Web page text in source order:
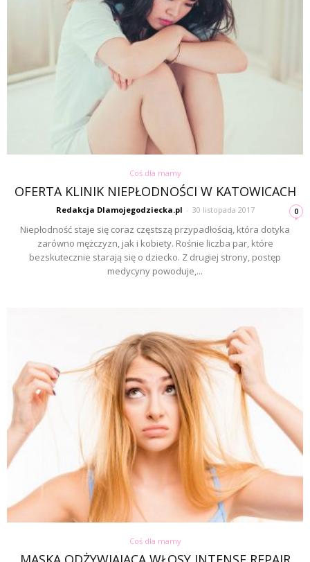
Coś dla mamy
OFERTA KLINIK NIEPŁODNOŚCI W KATOWICACH
Redakcja Dlamojegodziecka.pl - 30 listopada 2017 0
Niepłodność staje się coraz częstszą przypadłością, która dotyka
zarówno mężczyzn, jak i kobiety. Rośnie liczba par, które
bezskutecznie starają się o dziecko. Z drugiej strony, postęp
medycyny powoduje,...
Coś dla mamy